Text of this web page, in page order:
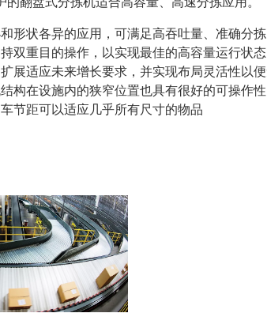
形状各异的应用，可满足高吞吐量、准确分
双重目的操作，以实现最佳的高容量运行状态
展适应未来增长要求，并实现布局灵活性以
构在设施内的狭窄位置也具有很好的可操作性
节距可以适应几乎所有尺寸的物品